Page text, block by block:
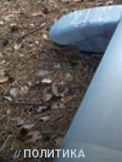
ПОЛИТИКА